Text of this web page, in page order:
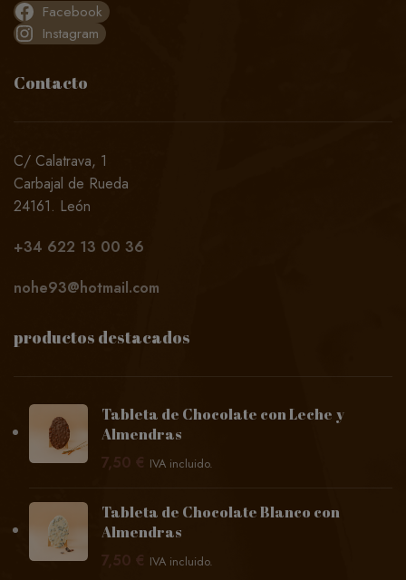
Facebook
Instagram
Contacto
C/ Calatrava, 1
Carbajal de Rueda
24161. León
+34 622 13 00 36
nohe93@hotmail.com
productos destacados
Tableta de Chocolate con Leche y
Almendras
7,50 IVA incluido.
Tableta de Chocolate Blanco con
Almendras
7,50 IVA incluido.